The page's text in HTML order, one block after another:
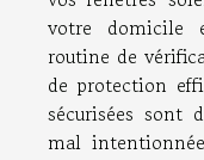
votre domicile
routine de
de protection
sécurisées sont
mal